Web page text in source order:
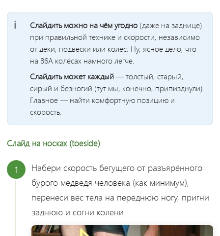
Слайдить можно на чём угодно (даже на заднице)
при правильной технике и скорости, независимо
от деки, подвески или колёс. Ну, ясное дело, что
на 86А колёсах намного легче.
Слайдить может каждый— толстый, старый,
сирый и безногий (тут мы, конечно, припизднули).
Главное — найти комфортную позицию и
скорость.
Слайд на носках (toeside)
1
Набери скорость бегущего от разъярённого
бурого медведя человека (как минимум),
перенеси вес тела на переднюю ногу, пригни
заднюю и согни колени.